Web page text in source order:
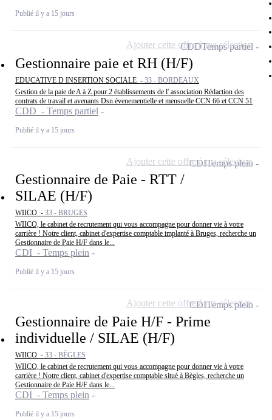
Publié il y a 15 jours
Gestionnaire paie et RH (H/F)
EDUCATIVE D INSERTION SOCIALE - 33 - BORDEAUX
Gestion de la paie de A à Z pour 2 établissements de l' association Rédaction des
contrats de travail et avenants Dsn évenementielle et mensuelle CCN 66 et CCN 51
CDD - Temps partiel
Publié il y a 15 jours
CDDTemps partiel
Ajouter cette offre à ma sélection
Gestionnaire de Paie - RTT /
SILAE (H/F)
WIICO - 33 - BRUGES
WIICO, le cabinet de recrutement qui vous accompagne pour donner vie à votre
carrière ! Notre client, cabinet d'expertise comptable implanté à Bruges, recherche un
Gestionnaire de Paie H/F dans le...
CDI - Temps plein
Publié il y a 15 jours
CDITemps plein
Ajouter cette offre à ma sélection
Gestionnaire de Paie H/F - Prime
individuelle / SILAE (H/F)
WIICO - 33 - BÈGLES
WIICO, le cabinet de recrutement qui vous accompagne pour donner vie à votre
carrière ! Notre client, cabinet d'expertise comptable situé à Bègles, recherche un
Gestionnaire de Paie H/F dans le...
CDI - Temps plein
Publié il y a 15 jours
CDITemps plein
Ajouter cette offre à ma sélection